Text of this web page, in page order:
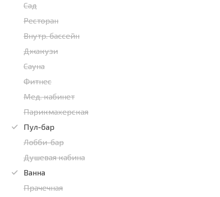
Сад
Ресторан
Внутр. бассейн
Джакузи
Сауна
Фитнес
Мед. кабинет
Парикмахерская
Пул-бар
Лобби-бар
Душевая кабина
Ванна
Прачечная